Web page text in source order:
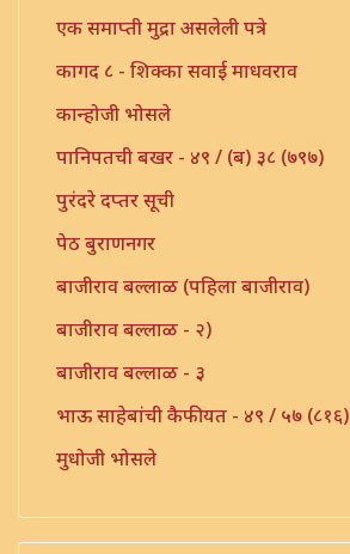
एक समाप्ती मुद्रा असलेली पत्रे
कागद ८ - शिक्का सवाई माधवराव
कान्होजी भोसले
पानिपतची बखर - ४९ / (ब) ३८ (७९७)
पुरंदरे दप्तर सूची
पेठ बुराणनगर
बाजीराव बल्लाळ (पहिला बाजीराव)
बाजीराव बल्लाळ - २)
बाजीराव बल्लाळ - ३
भाऊ साहेबांची कैफीयत - ४९ / ५७ (८१६)
मुधोजी भोसले
मौजे कणी पो. इंदापूर